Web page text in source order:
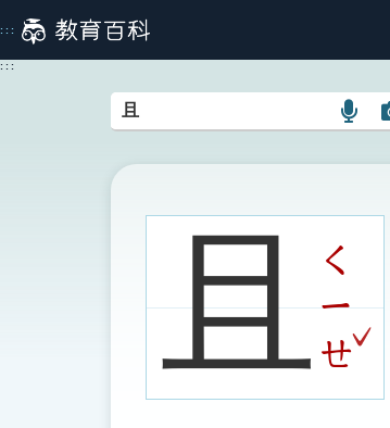
到
主
:::
:::
語
搜
圖
且ㄑ
ㄧ
ㄝ
ˇ